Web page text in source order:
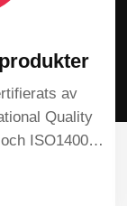
av
Quality
ISO14001